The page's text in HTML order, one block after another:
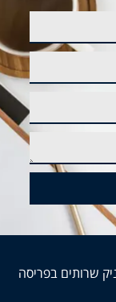
קיים משנת 1995 ומעניק שרותים בפריסה